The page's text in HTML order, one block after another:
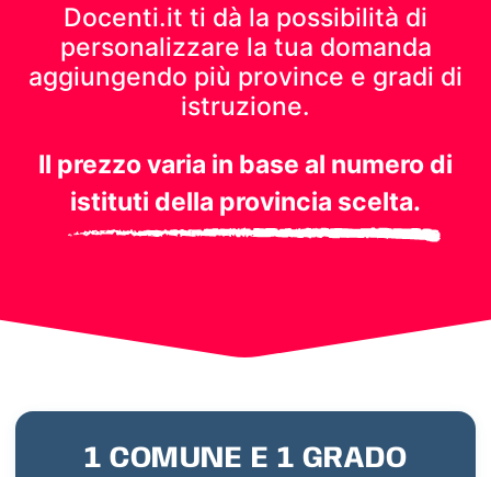
Docenti.it ti dà la possibilità di
personalizzare la tua domanda
aggiungendo più province e gradi di
istruzione.
Il prezzo varia in base al numero di
istituti della provincia scelta.
1 COMUNE E 1 GRADO